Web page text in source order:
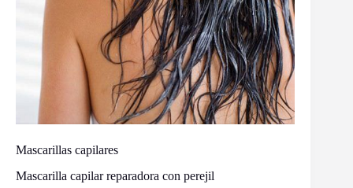
Mascarillas capilares
Mascarilla capilar reparadora con perejil